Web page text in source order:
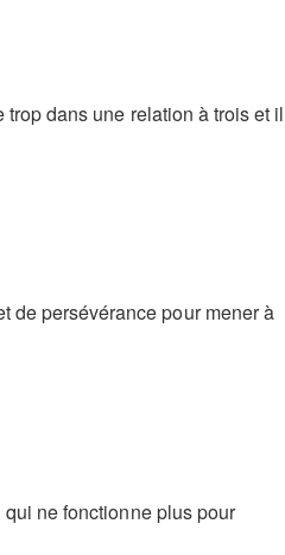
dans une relation à trois et il
de persévérance pour mener à
ne fonctionne plus pour